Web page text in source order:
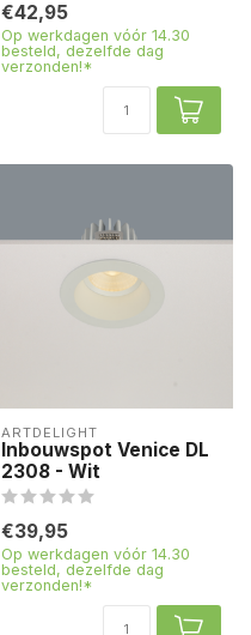
€42,95
Op werkdagen vóór 14.30
besteld, dezelfde dag
verzonden!*
ARTDELIGHT
Inbouwspot Venice DL
2308 - Wit
€39,95
Op werkdagen vóór 14.30
besteld, dezelfde dag
verzonden!*